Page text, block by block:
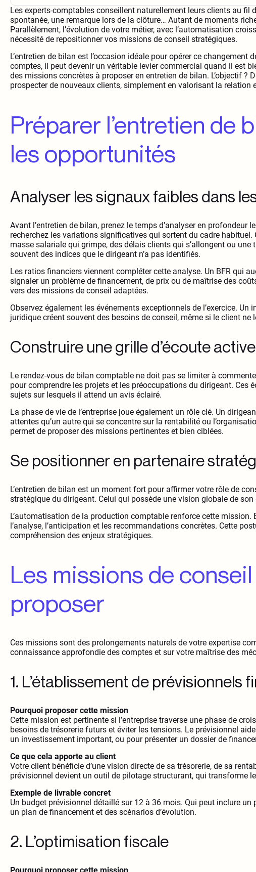
Les experts-comptables conseillent naturellement leurs clients au fil
spontanée, une remarque lors de la clôture… Autant de moments
Parallèlement, l’évolution de votre métier, avec l’automatisation
nécessité de repositionner vos missions de conseil stratégiques.
L’entretien de bilan est l’occasion idéale pour opérer ce
comptes, il peut devenir un véritable levier commercial quand il est
des missions concrètes à proposer en entretien de bilan. L’objectif ?
prospecter de nouveaux clients, simplement en valorisant la relation
Préparer l’entretien de
les opportunités
Analyser les signaux faibles dans
Avant l’entretien de bilan, prenez le temps d’analyser en profondeur
recherchez les variations significatives qui sortent du cadre
masse salariale qui grimpe, des délais clients qui s’allongent ou
souvent des indices que le dirigeant n’a pas identifiés.
Les ratios financiers viennent compléter cette analyse. Un BFR qui
signaler un problème de financement, de prix ou de maîtrise des
vers des missions de conseil adaptées.
Observez également les événements exceptionnels de l’exercice.
juridique créent souvent des besoins de conseil, même si le client ne
Construire une grille d’écoute active
Le rendez-vous de bilan comptable ne doit pas se limiter à
pour comprendre les projets et les préoccupations du dirigeant. Ces
sujets sur lesquels il attend un avis éclairé.
La phase de vie de l’entreprise joue également un rôle clé. Un
attentes qu’un autre qui se concentre sur la rentabilité ou
permet de proposer des missions pertinentes et bien ciblées.
Se positionner en partenaire
L’entretien de bilan est un moment fort pour affirmer votre rôle de
stratégique du dirigeant. Celui qui possède une vision globale de
L’automatisation de la production comptable renforce cette
l’analyse, l’anticipation et les recommandations concrètes. Cette
compréhension des enjeux stratégiques.
Les missions de
proposer
Ces missions sont des prolongements naturels de votre expertise
connaissance approfondie des comptes et sur votre maîtrise des
1. L’établissement de prévisionnels
Pourquoi proposer cette mission
Cette mission est pertinente si l’entreprise traverse une phase de
besoins de trésorerie futurs et éviter les tensions. Le prévisionnel
un investissement important, ou pour présenter un dossier de
Ce que cela apporte au client
Votre client bénéficie d’une vision directe de sa trésorerie, de sa
prévisionnel devient un outil de pilotage structurant, qui transforme
Exemple de livrable concret
Un budget prévisionnel détaillé sur 12 à 36 mois. Qui peut inclure
un plan de financement et des scénarios d’évolution.
2. L’optimisation fiscale